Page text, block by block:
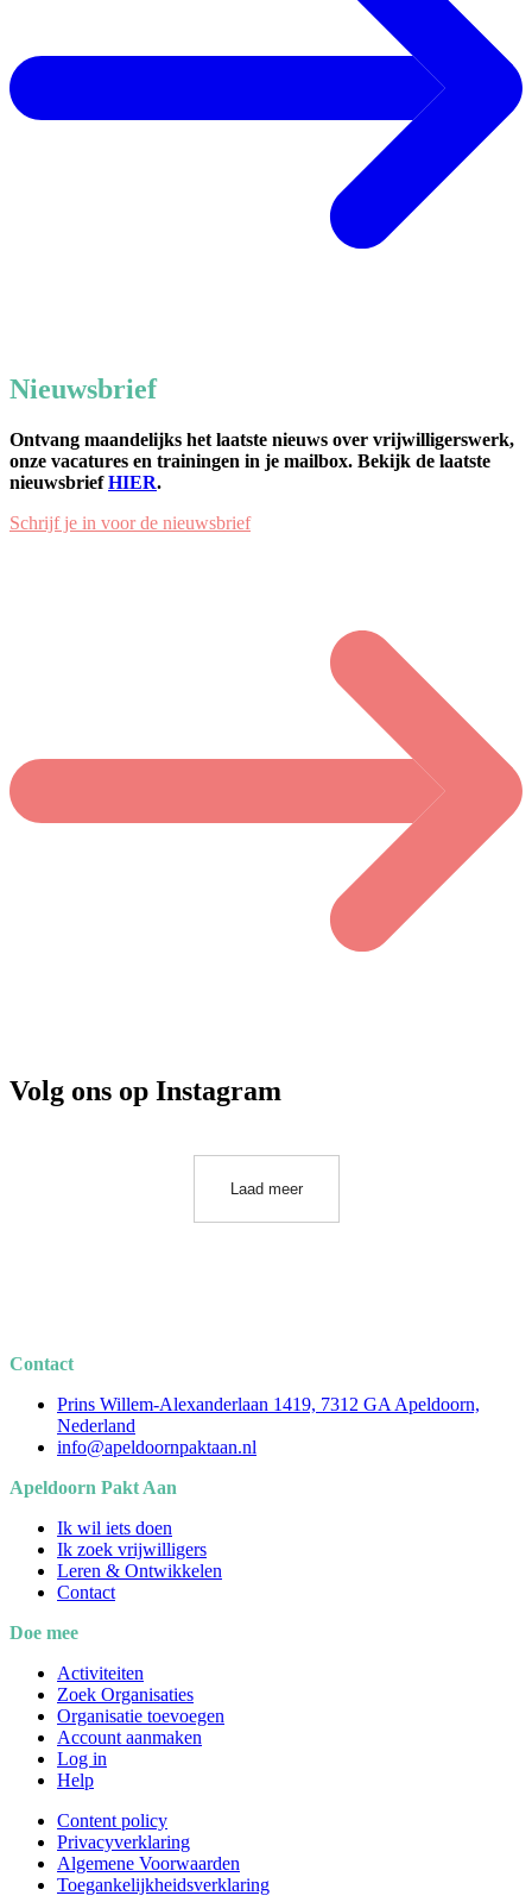
Nieuwsbrief
Ontvang maandelijks het laatste nieuws over vrijwilligerswerk,
onze vacatures en trainingen in je mailbox. Bekijk de laatste
nieuwsbriefHIER.
Schrijf je in voor de nieuwsbrief
Volg ons op Instagram
Laad meer
Contact
Prins Willem-Alexanderlaan 1419, 7312 GA Apeldoorn,
Nederland
info@apeldoornpaktaan.nl
Apeldoorn Pakt Aan
Ik wil iets doen
Ik zoek vrijwilligers
Leren & Ontwikkelen
Contact
Doe mee
Activiteiten
Zoek Organisaties
Organisatie toevoegen
Account aanmaken
Log in
Help
Content policy
Privacyverklaring
Algemene Voorwaarden
Toegankelijkheidsverklaring